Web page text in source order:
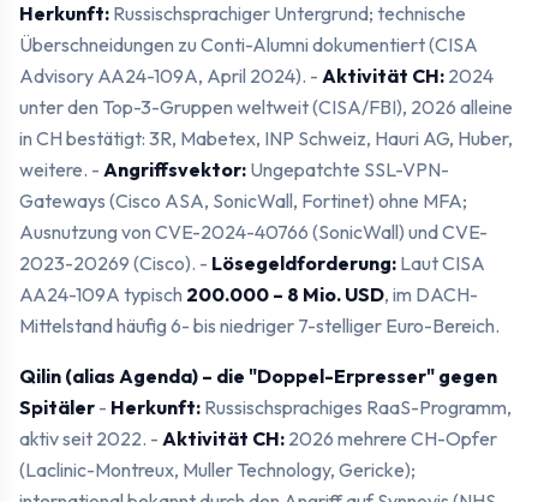
Herkunft: Russischsprachiger Untergrund; technische
Überschneidungen zu Conti-Alumni dokumentiert (CISA
Advisory AA24-109A, April 2024). - Aktivität CH: 2024
unter den Top-3-Gruppen weltweit (CISA/FBI), 2026 alleine
in CH bestätigt: 3R, Mabetex, INP Schweiz, Hauri AG, Huber,
weitere. - Angriffsvektor: Ungepatchte SSL-VPN-
Gateways (Cisco ASA, SonicWall, Fortinet) ohne MFA;
Ausnutzung von CVE-2024-40766 (SonicWall) und CVE-
2023-20269 (Cisco). - Lösegeldforderung: Laut CISA
AA24-109A typisch 200.000 – 8 Mio. USD, im DACH-
Mittelstand häufig 6- bis niedriger 7-stelliger Euro-Bereich.
Qilin (alias Agenda) – die "Doppel-Erpresser" gegen
Spitäler - Herkunft: Russischsprachiges RaaS-Programm,
aktiv seit 2022. - Aktivität CH: 2026 mehrere CH-Opfer
(Laclinic-Montreux, Muller Technology, Gericke);